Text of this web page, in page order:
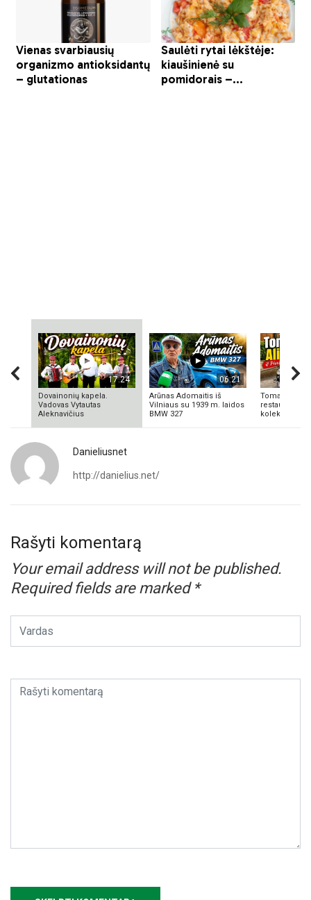
17:24
Dovainonių kapela.
Vadovas Vytautas
Aleknavičius
06:21
Arūnas Adomaitis iš
Vilniaus su 1939 m. laidos
BMW 327
Tomas
Danieliusnet
http://danielius.net/
Rašyti komentarą
Your email address will not be published.
Required fields are marked *